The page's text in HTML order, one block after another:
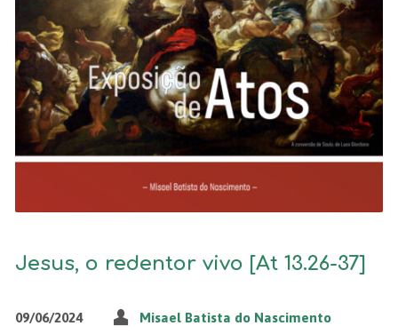
Jesus, o redentor vivo [At 13.26-37]
09/06/2024 Misael Batista do Nascimento